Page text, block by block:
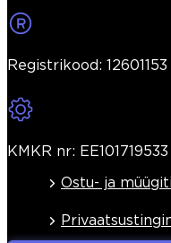
Registrikood: 12601153
KMKR nr: EE101719533
Ostu- ja